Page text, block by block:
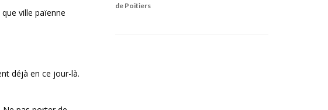
ville païenne
déjà en ce jour-là.
de Poitiers